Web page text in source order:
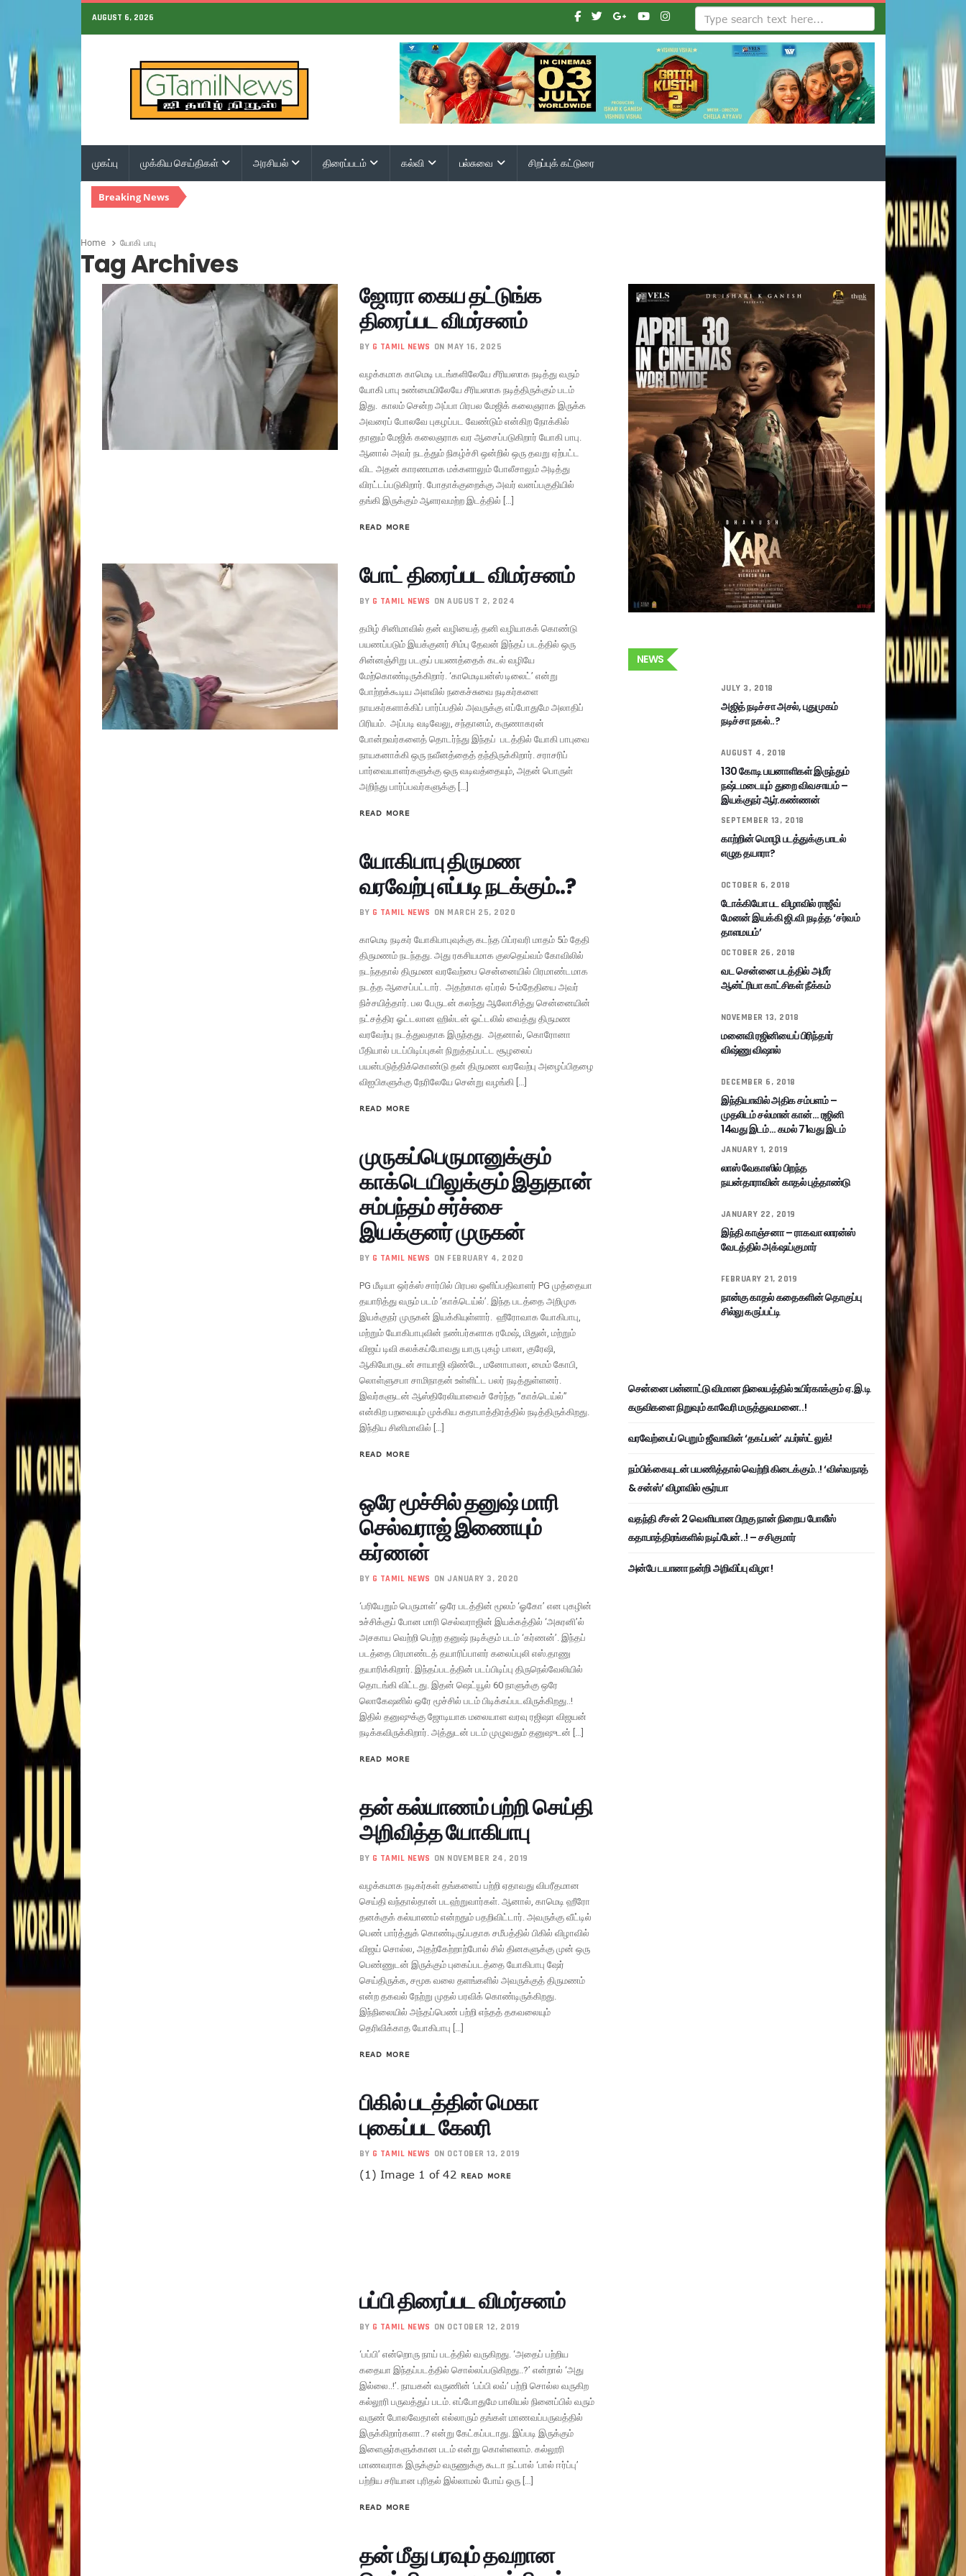
AUGUST 6, 2026
முகப்பு முக்கிய செய்திகள் அரசியல் திரைப்படம் கல்வி பல்சுவை சிறப்புக் கட்டுரை
Breaking News
Home யோகி பாபு
Tag Archives
ஜோரா கைய தட்டுங்க
திரைப்பட விமர்சனம்
BY G TAMIL NEWS ON MAY 16, 2025
வழக்கமாக காமெடி படங்களிலேயே சீரியஸாக நடித்து வரும்
யோகி பாபு உண்மையிலேயே சீரியஸாக நடித்திருக்கும் படம்
இது. காலம் சென்ற அப்பா பிரபல மேஜிக் கலைஞராக இருக்க
அவரைப் போலவே புகழப்பட வேண்டும் என்கிற நோக்கில்
தானும் மேஜிக் கலைஞராக வர ஆசைப்படுகிறார் யோகி பாபு.
ஆனால் அவர் நடத்தும் நிகழ்ச்சி ஒன்றில் ஒரு தவறு ஏற்பட்ட
விட அதன் காரணமாக மக்களாலும் போலீசாலும் அடித்து
விரட்டப்படுகிறார். போதாக்குறைக்கு அவர் வனப்பகுதியில்
தங்கி இருக்கும் ஆளரவமற்ற இடத்தில் […]
READ MORE
போட் திரைப்பட விமர்சனம்
BY G TAMIL NEWS ON AUGUST 2, 2024
தமிழ் சினிமாவில் தன் வழியைத் தனி வழியாகக் கொண்டு
பயணப்படும் இயக்குனர் சிம்பு தேவன் இந்தப் படத்தில் ஒரு
சின்னஞ்சிறு படகுப் பயணத்தைக் கடல் வழியே
மேற்கொண்டிருக்கிறார். ‘காமெடியன்ஸ் டிலைட்’ என்று
போற்றக்கூடிய அளவில் நகைச்சுவை நடிகர்களை
நாயகர்களாக்கிப் பார்ப்பதில் அவருக்கு எப்போதுமே அலாதிப்
பிரியம். அப்படி வடிவேலு, சந்தானம், கருணாகரன்
போன்றவர்களைத் தொடர்ந்து இந்தப் படத்தில் யோகி பாபுவை
நாயகனாக்கி ஒரு நவீனத்தைத் தந்திருக்கிறார். சராசரிப்
பார்வையாளர்களுக்கு ஒரு வடிவத்தையும், அதன் பொருள்
அறிந்து பார்ப்பவர்களுக்கு […]
READ MORE
யோகிபாபு திருமண
வரவேற்பு எப்படி நடக்கும்..?
BY G TAMIL NEWS ON MARCH 25, 2020
காமெடி நடிகர் யோகிபாபுவுக்கு கடந்த பிப்ரவரி மாதம் 5ம் தேதி
திருமணம் நடந்தது. அது ரகசியமாக குலதெய்வம் கோவிலில்
நடந்ததால் திருமண வரவேற்பை சென்னையில் பிரமாண்டமாக
நடத்த ஆசைப்பட்டார். அதற்காக ஏப்ரல் 5-ம்தேதியை அவர்
நிச்சயித்தார். பல பேருடன் கலந்து ஆலோசித்து சென்னையின்
நட்சத்திர ஓட்டலான ஹில்டன் ஓட்டலில் வைத்து திருமண
வரவேற்பு நடத்துவதாக இருந்தது. அதனால், கொரோனா
பீதியால் படப்பிடிப்புகள் நிறுத்தப்பட்ட சூழலைப்
பயன்படுத்திக்கொண்டு தன் திருமண வரவேற்பு அழைப்பிதழை
விஐபிகளுக்கு நேரிலேயே சென்று வழங்கி […]
READ MORE
முருகப்பெருமானுக்கும்
காக்டெயிலுக்கும் இதுதான்
சம்பந்தம் சர்ச்சை
இயக்குனர் முருகன்
BY G TAMIL NEWS ON FEBRUARY 4, 2020
PG மீடியா ஒர்க்ஸ் சார்பில் பிரபல ஒளிப்பதிவாளர் PG முத்தையா
தயாரித்து வரும் படம் ‘காக்டெய்ல்’. இந்த படத்தை அறிமுக
இயக்குநர் முருகன் இயக்கியுள்ளார். ஹீரோவாக யோகிபாபு,
மற்றும் யோகிபாபுவின் நண்பர்களாக ரமேஷ், மிதுன், மற்றும்
விஜய் டிவி கலக்கப்போவது யாரு புகழ் பாலா, குரேஷி,
ஆகியோருடன் சாயாஜி ஷிண்டே, மனோபாலா, மைம் கோபி,
லொள்ளுசபா சாமிநாதன் உள்ளிட்ட பலர் நடித்துள்ளனர்.
இவர்களுடன் ஆஸ்திரேலியாவைச் சேர்ந்த “காக்டெய்ல்”
என்கிற பறவையும் முக்கிய கதாபாத்திரத்தில் நடித்திருக்கிறது.
இந்திய சினிமாவில் […]
READ MORE
ஒரே மூச்சில் தனுஷ் மாரி
செல்வராஜ் இணையும்
கர்ணன்
BY G TAMIL NEWS ON JANUARY 3, 2020
‘பரியேறும் பெருமாள்’ ஒரே படத்தின் மூலம் ‘ஓகோ’ என புகழின்
உச்சிக்குப் போன மாரி செல்வராஜின் இயக்கத்தில் ‘அசுரனி’ல்
அசகாய வெற்றி பெற்ற தனுஷ் நடிக்கும் படம் ‘கர்ணன்’. இந்தப்
படத்தை பிரமாண்டத் தயாரிப்பாளர் கலைப்புலி எஸ்.தாணு
தயாரிக்கிறார். இந்தப்படத்தின் படப்பிடிப்பு திருநெல்வேலியில்
தொடங்கி விட்டது. இதன் ஷெட்யூல் 60 நாளுக்கு ஒரே
லொகேஷனில் ஒரே மூச்சில் படம் பிடிக்கப்படவிருக்கிறது..!
இதில் தனுஷுக்கு ஜோடியாக மலையாள வரவு ரஜிஷா விஜயன்
நடிக்கவிருக்கிறார். அத்துடன் படம் முழுவதும் தனுஷுடன் […]
READ MORE
தன் கல்யாணம் பற்றி செய்தி
அறிவித்த யோகிபாபு
BY G TAMIL NEWS ON NOVEMBER 24, 2019
வழக்கமாக நடிகர்கள் தங்களைப் பற்றி ஏதாவது விபரீதமான
செய்தி வந்தால்தான் படஹ்றுவார்கள். ஆனால், காமெடி ஹீரோ
தனக்குக் கல்யாணம் என்றதும் பதறிவிட்டார். அவருக்கு வீட்டில்
பெண் பார்த்துக் கொண்டிருப்பதாக சமீபத்தில் பிகில் விழாவில்
விஜய் சொல்ல, அதற்கேற்றாற்போல் சில் தினகளுக்கு முன் ஒரு
பெண்ணுடன் இருக்கும் புகைப்படத்தை யோகிபாபு ஷேர்
செய்திருக்க, சமூக வலை தளங்களில் அவருக்குத் திருமணம்
என்ற தகவல் நேற்று முதல் பரவிக் கொண்டிருக்கிறது.
இந்நிலையில் அந்தப்பெண் பற்றி எந்தத் தகவலையும்
தெரிவிக்காத யோகிபாபு […]
READ MORE
பிகில் படத்தின் மெகா
புகைப்பட கேலரி
BY G TAMIL NEWS ON OCTOBER 13, 2019
(1) Image 1 of 42 READ MORE
பப்பி திரைப்பட விமர்சனம்
BY G TAMIL NEWS ON OCTOBER 12, 2019
‘பப்பி’ என்றொரு நாய் படத்தில் வருகிறது. ‘அதைப் பற்றிய
கதையா இந்தப்படத்தில் சொல்லப்படுகிறது..?’ என்றால் ‘அது
இல்லை..!’. நாயகன் வருணின் ‘பப்பி லவ்’ பற்றி சொல்ல வருகிற
கல்லூரி பருவத்துப் படம். எப்போதுமே பாலியல் நினைப்பில் வரும்
வருண் போலவேதான் எல்லாரும் தங்கள் மாணவப்பருவத்தில்
இருக்கிறார்களா..? என்று கேட்கப்படாது. இப்படி இருக்கும்
இளைஞர்களுக்கான படம் என்று கொள்ளலாம். கல்லூரி
மாணவராக இருக்கும் வருணுக்கு கூடா நட்பால் ‘பால் ஈர்ப்பு’
பற்றிய சரியான புரிதல் இல்லாமல் போய் ஒரு […]
READ MORE
தன் மீது பரவும் தவறான
NEWS
JULY 3, 2018
அஜித் நடிச்சா அசல், புதுமுகம்
நடிச்சா நகல்..?
AUGUST 4, 2018
130 கோடி பயனாளிகள் இருந்தும்
நஷ்டமடையும் துறை விவசாயம் –
இயக்குநர் ஆர்.கண்ணன்
SEPTEMBER 13, 2018
காற்றின் மொழி படத்துக்கு பாடல்
எழுத தயாரா?
OCTOBER 6, 2018
டோக்கியோ பட விழாவில் ராஜீவ்
மேனன் இயக்கி ஜி.வி நடித்த ‘சர்வம்
தாளமயம்’
OCTOBER 26, 2018
வட சென்னை படத்தில் அமீர்
ஆன்ட்ரியா காட்சிகள் நீக்கம்
NOVEMBER 13, 2018
மனைவி ரஜினியைப் பிரிந்தார்
விஷ்ணு விஷால்
DECEMBER 6, 2018
இந்தியாவில் அதிக சம்பளம் –
முதலிடம் சல்மான் கான்… ரஜினி
14வது இடம்… கமல் 71வது இடம்
JANUARY 1, 2019
லாஸ் வேகாஸில் பிறந்த
நயன்தாராவின் காதல் புத்தாண்டு
JANUARY 22, 2019
இந்தி காஞ்சனா – ராகவா லாரன்ஸ்
வேடத்தில் அக்‌ஷய்குமார்
FEBRUARY 21, 2019
நான்கு காதல் கதைகளின் தொகுப்பு
சில்லு கருப்பட்டி
சென்னை பன்னாட்டு விமான நிலையத்தில் உயிர்காக்கும் ஏ.இ.டி
கருவிகளை நிறுவும் காவேரி மருத்துவமனை..!
வரவேற்பைப் பெறும் ஜீவாவின் ‘தகப்பன்’ ஃபர்ஸ்ட் லுக்!
நம்பிக்கையுடன் பயணித்தால் வெற்றி கிடைக்கும்..! ‘விஸ்வநாத்
& சன்ஸ்’ விழாவில் சூர்யா
வதந்தி சீசன் 2 வெளியான பிறகு நான் நிறைய போலீஸ்
கதாபாத்திரங்களில் நடிப்பேன்..! – சசிகுமார்
அன்பே டயானா நன்றி அறிவிப்பு விழா !